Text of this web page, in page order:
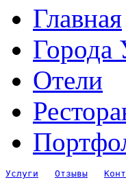
Главная
Города
Отели
Услуги Отзывы